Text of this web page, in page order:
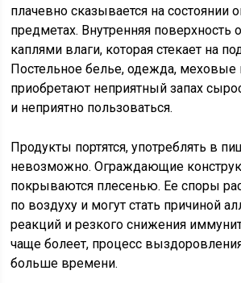
плачевно сказывается на состоянии
предметах. Внутренняя поверхность
каплями влаги, которая стекает на
Постельное белье, одежда, меховые
приобретают неприятный запах
и неприятно пользоваться.
Продукты портятся, употреблять в
невозможно. Ограждающие
покрываются плесенью. Ее споры
по воздуху и могут стать причиной
реакций и резкого снижения
чаще болеет, процесс
больше времени.